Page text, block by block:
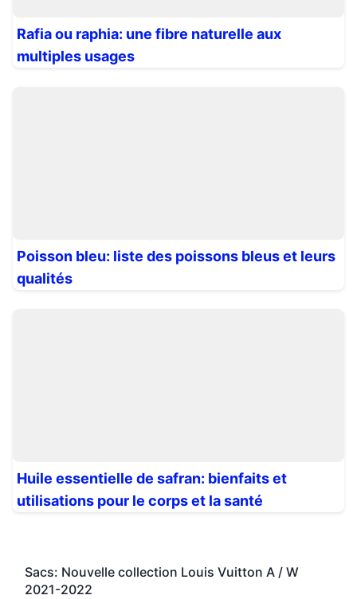
Rafia ou raphia: une fibre naturelle aux
multiples usages
Poisson bleu: liste des poissons bleus et leurs
qualités
Huile essentielle de safran: bienfaits et
utilisations pour le corps et la santé
Sacs: Nouvelle collection Louis Vuitton A / W
2021-2022